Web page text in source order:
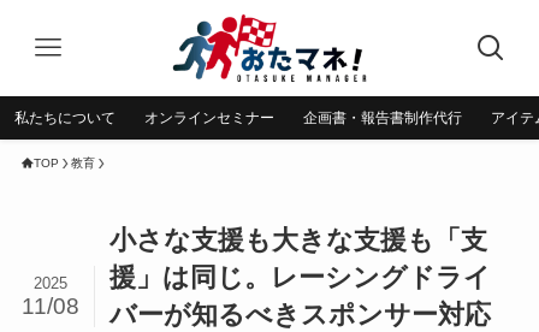
私たちについて オンラインセミナー 企画書・報告書制作代行 アイテ
TOP 教育
小さな支援も大きな支援も「支
援」は同じ。レーシングドライ
バーが知るべきスポンサー対応
2025
11/08